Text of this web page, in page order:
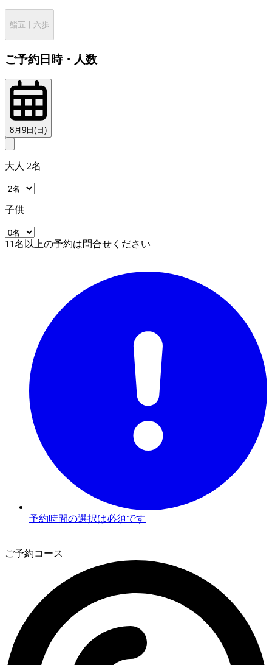
鮨五十六歩
ご予約日時・人数
8月9日(日)
大人 2名
子供
11名以上の予約は問合せください
予約時間の選択は必須です
ご予約コース